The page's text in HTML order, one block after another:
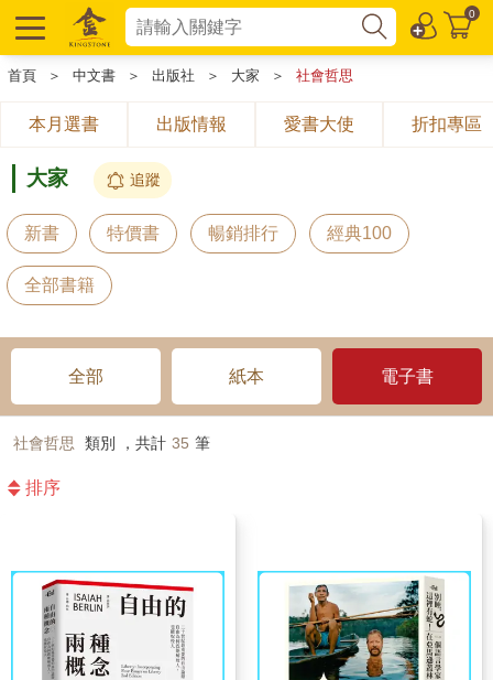
0
首頁 ＞ 中文書 ＞ 出版社 ＞ 大家 ＞ 社會哲思
本月選書 出版情報 愛書大使 折扣專區
大家 追蹤
新書 特價書 暢銷排行 經典100
全部書籍
全部 紙本 電子書
社會哲思 類別 ，共計 35 筆
排序